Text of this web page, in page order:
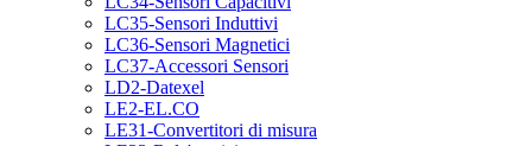
LC35-Sensori Induttivi
LC36-Sensori Magnetici
LC37-Accessori Sensori
LD2-Datexel
LE2-EL.CO
LE31-Convertitori di misura